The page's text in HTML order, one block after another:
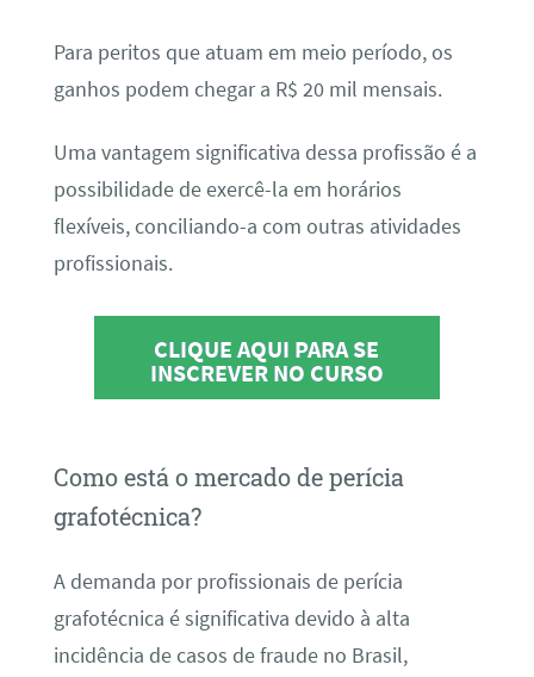
Para peritos que atuam em meio período, os
ganhos podem chegar a R$ 20 mil mensais.
Uma vantagem significativa dessa profissão é a
possibilidade de exercê-la em horários
flexíveis, conciliando-a com outras atividades
profissionais.
CLIQUE AQUI PARA SE
INSCREVER NO CURSO
Como está o mercado de perícia
grafotécnica?
A demanda por profissionais de perícia
grafotécnica é significativa devido à alta
incidência de casos de fraude no Brasil,